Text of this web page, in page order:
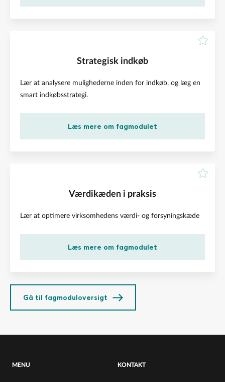
Strategisk indkøb
Lær at analysere mulighederne inden for indkøb, og læg en
smart indkøbsstrategi.
Læs mere om fagmodulet
Værdikæden i praksis
Lær at optimere virksomhedens værdi- og forsyningskæde
Læs mere om fagmodulet
Gå til fagmoduloversigt
MENU KONTAKT